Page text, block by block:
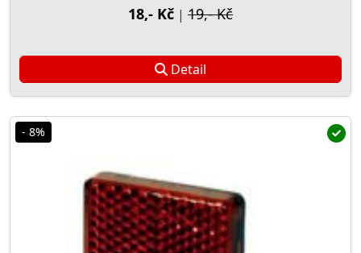
18,- Kč | 19,- Kč
Detail
- 8%